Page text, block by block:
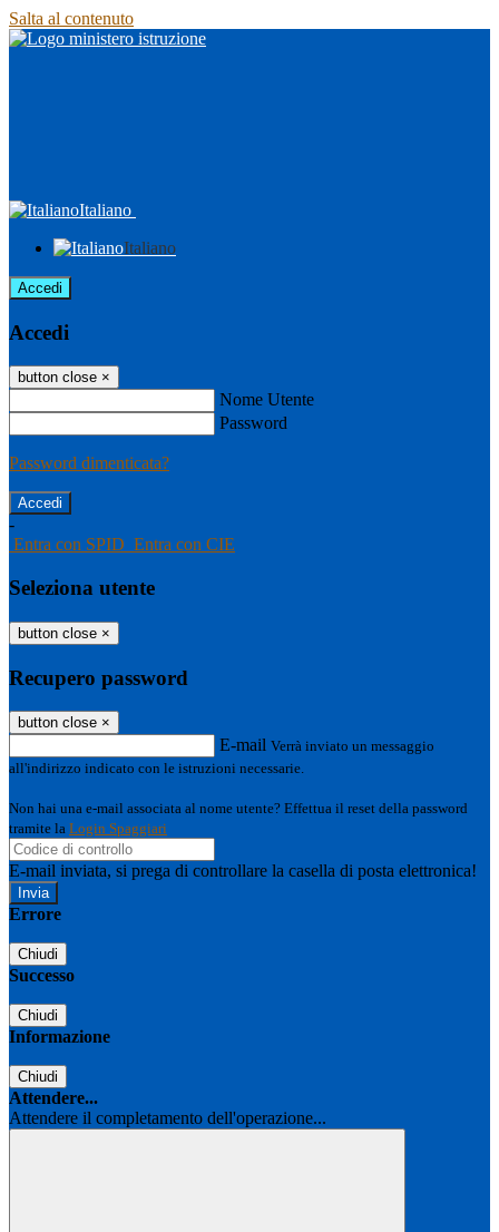
Salta al contenuto
Italiano
Italiano
Accedi
Accedi
button close ×
Nome Utente
Password
Password dimenticata?
-
Entra con SPID Entra con CIE
Seleziona utente
button close ×
Recupero password
button close ×
E-mail Verrà inviato un messaggio
all'indirizzo indicato con le istruzioni necessarie.
Non hai una e-mail associata al nome utente? Effettua il reset della password
tramite la Login Spaggiari
E-mail inviata, si prega di controllare la casella di posta elettronica!
Errore
Chiudi
Successo
Chiudi
Informazione
Chiudi
Attendere...
Attendere il completamento dell'operazione...